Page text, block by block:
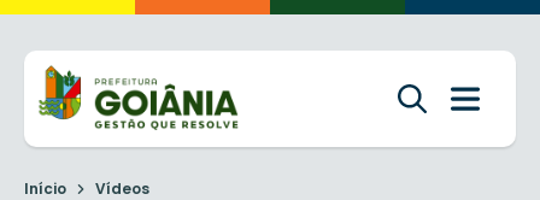
Início Vídeos